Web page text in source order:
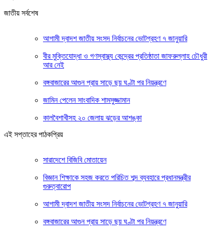
জাতীয় সর্বশেষ
আগামী দ্বাদশ জাতীয় সংসদ নির্বাচনের ভোটগ্রহণ ৭ জানুয়ারি
বীর মুক্তিযোদ্ধা ও গণস্বাস্থ্য কেন্দ্রের প্রতিষ্ঠাতা জাফরুল্লাহ চৌধুরী
আর নেই
বঙ্গবাজারের আগুন প্রায় সাড়ে ছয় ঘণ্টা পর নিয়ন্ত্রণে
জামিন পেলেন সাংবাদিক শামসুজ্জামান
কালবৈশাখীসহ ২০ জেলায় ঝড়ের আশঙ্কা
এই সপ্তাহের পাঠকপ্রিয়
সারাদেশে বিজিবি মোতায়েন
বিজ্ঞান শিক্ষাকে সহজ করতে পরিচিত শব্দ ব্যবহারে প্রধানমন্ত্রীর
গুরুত্বারোপ
আগামী দ্বাদশ জাতীয় সংসদ নির্বাচনের ভোটগ্রহণ ৭ জানুয়ারি
বঙ্গবাজারের আগুন প্রায় সাড়ে ছয় ঘণ্টা পর নিয়ন্ত্রণে